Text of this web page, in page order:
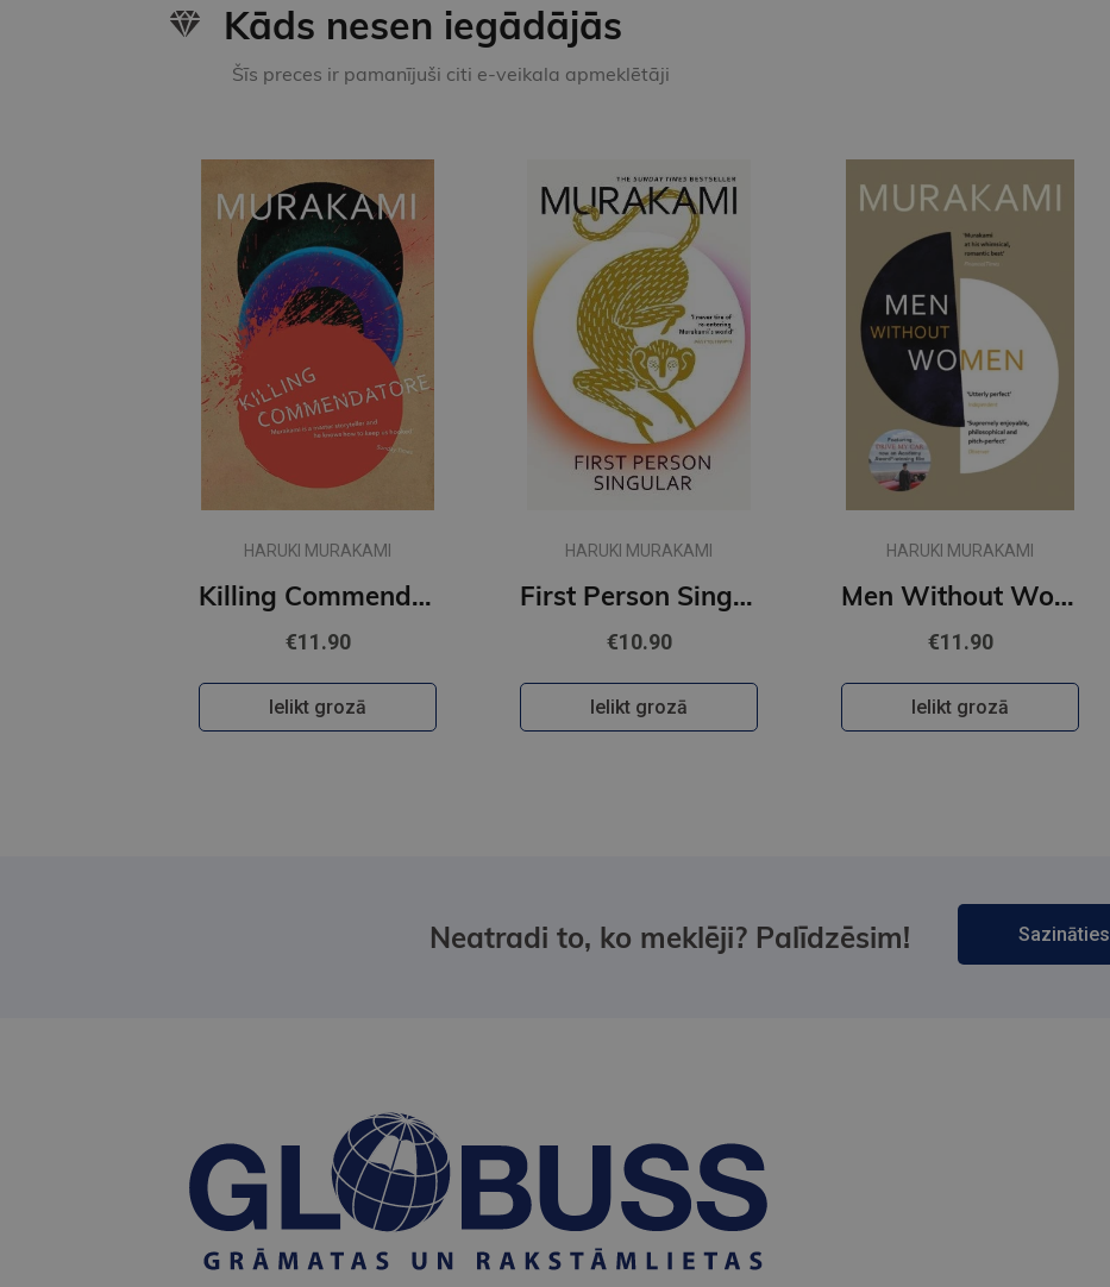
Kāds nesen iegādājās
Šīs preces ir pamanījuši citi e-veikala apmeklētāji
HARUKI MURAKAMI
Killing Commendatore
€11.90
Ielikt grozā
HARUKI MURAKAMI
First Person Singular : mind-bending new collection of short stories
€10.90
Ielikt grozā
HARUKI MURAKAMI
Men Without Women
€11.90
Ielikt grozā
Neatradi to, ko meklēji? Palīdzēsim! Sazināties